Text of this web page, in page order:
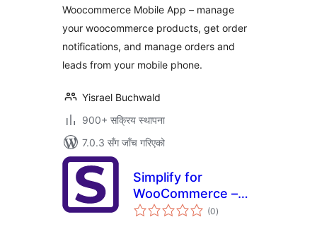
management, Lead
management,
Uptime Monitoring
Woocommerce Mobile App – manage
your woocommerce products, get order
notifications, and manage orders and
leads from your mobile phone.
Yisrael Buchwald
900+ सक्रिय स्थापना
7.0.3 सँग जाँच गरिएको
Simplify for
WooCommerce –
Fix slow
(0कुल
रेटिङ्गहरू
)